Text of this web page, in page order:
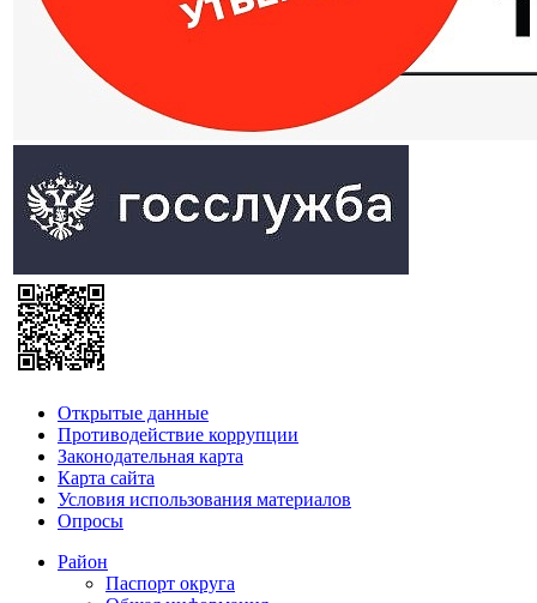
Открытые данные
Противодействие коррупции
Законодательная карта
Карта сайта
Условия использования материалов
Опросы
Район
Паспорт округа